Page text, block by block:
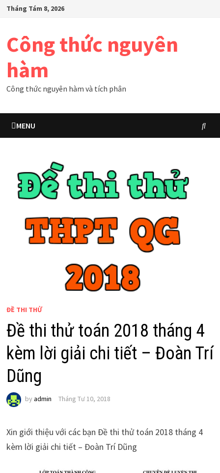
SkipTháng Tám 8, 2026
Công thức nguyên
hàm
Công thức nguyên hàm và tích phân
MENU
ĐỀ THI THỬ
Đề thi thử toán 2018 tháng 4
kèm lời giải chi tiết – Đoàn Trí
Dũng
by admin Tháng Tư 10, 2018
Xin giới thiệu với các bạn Đề thi thử toán 2018 tháng 4
kèm lời giải chi tiết – Đoàn Trí Dũng